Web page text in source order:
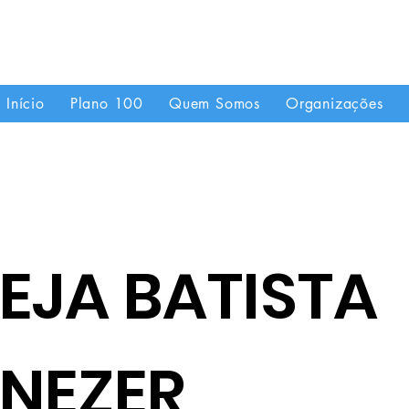
Início Plano 100 Quem Somos Organizações
BATISTA